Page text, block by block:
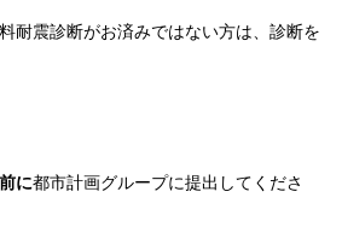
震診断がお済みではない方は、診断を
に都市計画グループに提出してくださ